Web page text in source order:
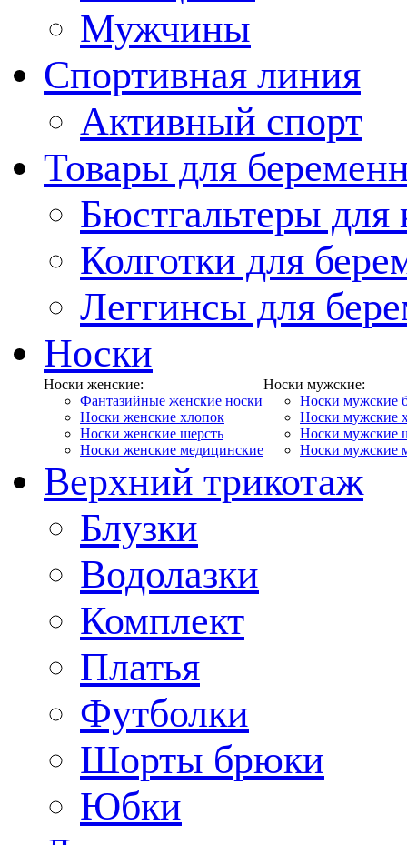
Мужчины
Спортивная линия
Активный спорт
Товары для
Бюстгальтеры
Колготки для
Леггинсы для
Носки
Носки женские:
Фантазийные женские носки
Носки женские хлопок
Носки женские шерсть
Носки женские медицинские
Носки мужские:
Носки мужские
Носки мужские
Носки мужские
Носки мужские
Верхний трикотаж
Блузки
Водолазки
Комплект
Платья
Футболки
Шорты брюки
Юбки